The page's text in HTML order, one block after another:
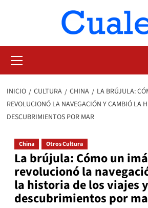
primario
INICIO CULTURA CHINA
LA BRÚJULA:
REVOLUCIONÓ LA NAVEGACIÓN Y CAMBIÓ LA
DESCUBRIMIENTOS POR MAR
China Otros Cultura
La brújula: Cómo un
revolucionó la
la historia de los viajes y
descubrimientos por